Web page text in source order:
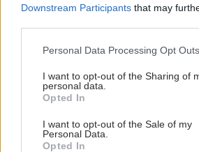
Downstream Participants that may
Please note that this website/app uses
not limited to your visit or usage
grant or deny consent to Google and its
use your data for below specified
consent section.
Personal Data Processing Opt Outs
I want to opt-out of the Sharing of
personal data.
Opted In
I want to opt-out of the Sale of my
Personal Data.
Opted In
shares
ΔΙΑΒΑΣΤΕ ΑΚΟΜΑ